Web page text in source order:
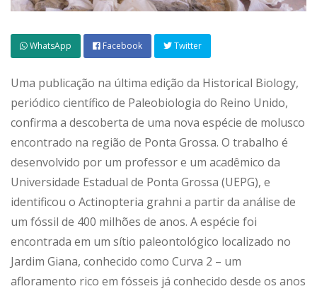
WhatsApp Facebook Twitter
Uma publicação na última edição da Historical Biology,
periódico científico de Paleobiologia do Reino Unido,
confirma a descoberta de uma nova espécie de molusco
encontrado na região de Ponta Grossa. O trabalho é
desenvolvido por um professor e um acadêmico da
Universidade Estadual de Ponta Grossa (UEPG), e
identificou o Actinopteria grahni a partir da análise de
um fóssil de 400 milhões de anos. A espécie foi
encontrada em um sítio paleontológico localizado no
Jardim Giana, conhecido como Curva 2 – um
afloramento rico em fósseis já conhecido desde os anos